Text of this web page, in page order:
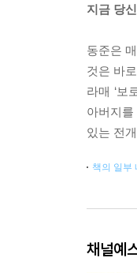
지금 당
동준은
것은 바
라매 ‘보
아버지
있는 전
책의 일부
채널예